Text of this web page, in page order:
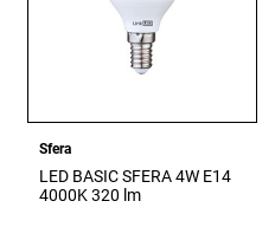
Sfera
LED BASIC SFERA 4W E14
4000K 320 lm